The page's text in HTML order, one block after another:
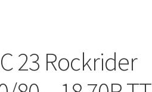
23 Rockrider